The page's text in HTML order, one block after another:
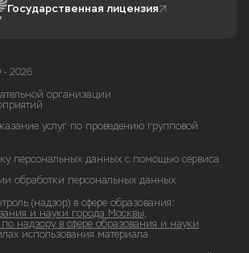
Государственная лицензия
2026
организации
услуг по проведению групповой
персональных данных с помощью сервиса
обработки персональных данных
(надзор) в сфере образования:
и науки города Москвы,
надзору в сфере образования и науки
использования материала